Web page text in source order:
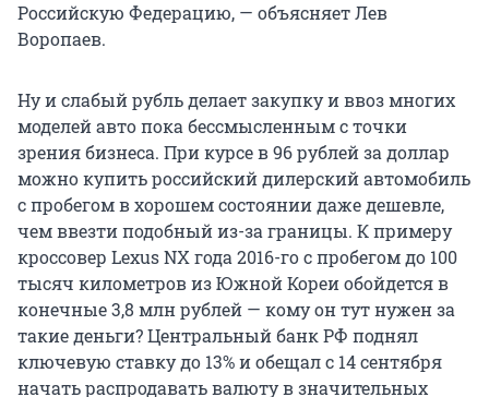
Российскую Федерацию, — объясняет Лев
Воропаев.
Ну и слабый рубль делает закупку и ввоз многих
моделей авто пока бессмысленным с точки
зрения бизнеса. При курсе в 96 рублей за доллар
можно купить российский дилерский автомобиль
с пробегом в хорошем состоянии даже дешевле,
чем ввезти подобный из-за границы. К примеру
кроссовер Lexus NX года 2016-го с пробегом до 100
тысяч километров из Южной Кореи обойдется в
конечные 3,8 млн рублей — кому он тут нужен за
такие деньги? Центральный банк РФ поднял
ключевую ставку до 13% и обещал с 14 сентября
начать распродавать валюту в значительных